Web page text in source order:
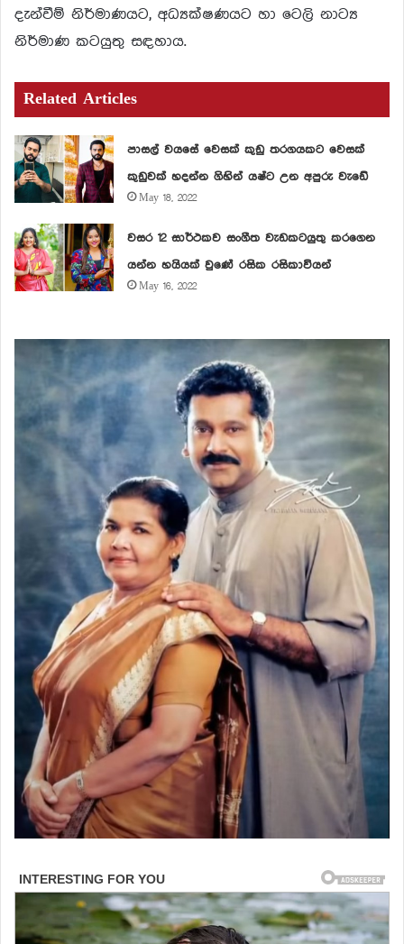
දැන්වීම් නිර්මාණයට, අධ්‍යක්ෂණයට හා ටෙලි නාට්‍ය
නිර්මාණ කටයුතු සඳහාය.
Related Articles
පාසල් වයසේ වෙසක් කුඩු තරගයකට වෙසක්
කුඩුවක් හදන්න ගිහින් යෂ්ට උන අපුරු වැඩේ
May 18, 2022
වසර 12 සාර්ථකව සංගීත වැඩකටයුතු කරගෙන
යන්න හයියක් වුණේ රසික රසිකාවියන්
May 16, 2022